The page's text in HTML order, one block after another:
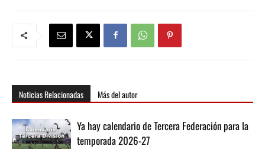
Noticias Relacionadas Más del autor
Ya hay calendario de Tercera Federación para la
temporada 2026-27